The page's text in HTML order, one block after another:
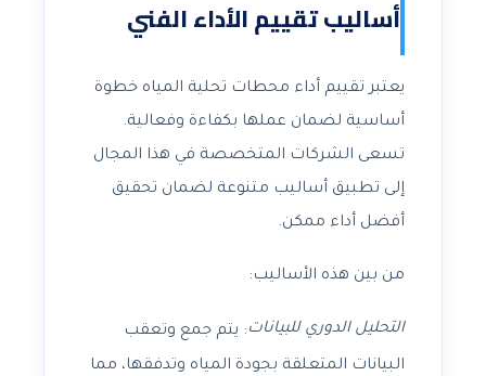
أساليب تقييم الأداء الفني
يعتبر تقييم أداء محطات تحلية المياه خطوة
أساسية لضمان عملها بكفاءة وفعالية.
تسعى الشركات المتخصصة في هذا المجال
إلى تطبيق أساليب متنوعة لضمان تحقيق
أفضل أداء ممكن.
من بين هذه الأساليب:
التحليل الدوري للبيانات: يتم جمع وتعقب
البيانات المتعلقة بجودة المياه وتدفقها، مما